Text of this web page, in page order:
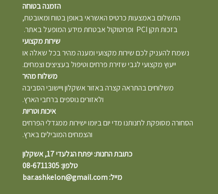
הזמנה בטוחה
התשלום באמצעות כרטיס האשראי באופן בטוח ומאובטח,
בזכות תקן PCI ופרוטוקול אבטחת מידע המופעל באתר.
שירות מקצועי
נשמח להעניק לכם שירות מקצועי ומענה מהיר בכל שאלה או
ייעוץ מקצועי לגבי שזירת פרחים וטיפול בעציצים וצמחים.
משלוח מהיר
משלוחים בהתראה קצרה באזור אשקלון ויישובי הסביבה
ולאזורים נוספים ברחבי הארץ.
איכות וטריות
הסחורה מסופקת לחנותנו מדי יום ביומו ישירות ממגדלי הפרחים
והצמחים המובילים בארץ.
כתובת החנות: יפתח הגלעדי 17, אשקלון
טלפון: 08-6711305
מייל: bar.ashkelon@gmail.com